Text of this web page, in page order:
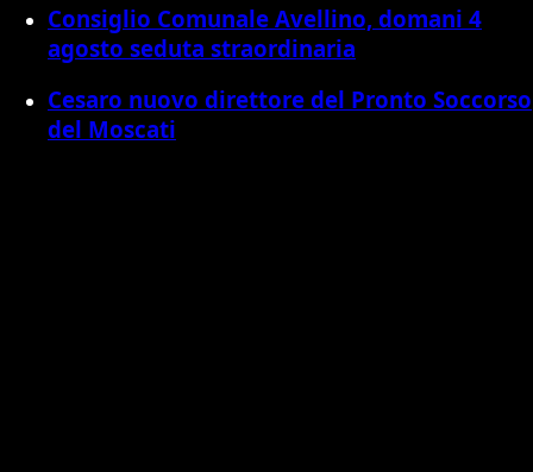
Consiglio Comunale Avellino, domani 4
agosto seduta straordinaria
Cesaro nuovo direttore del Pronto Soccorso
del Moscati